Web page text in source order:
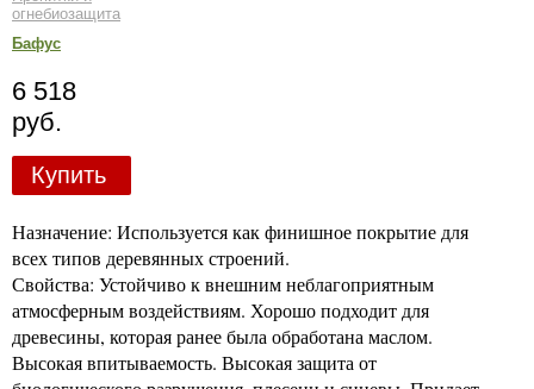
огнебиозащита
Бафус
6 518
руб.
Купить
Назначение: Используется как финишное покрытие для
всех типов деревянных строений.
Свойства: Устойчиво к внешним неблагоприятным
атмосферным воздействиям. Хорошо подходит для
древесины, которая ранее была обработана маслом.
Высокая впитываемость. Высокая защита от